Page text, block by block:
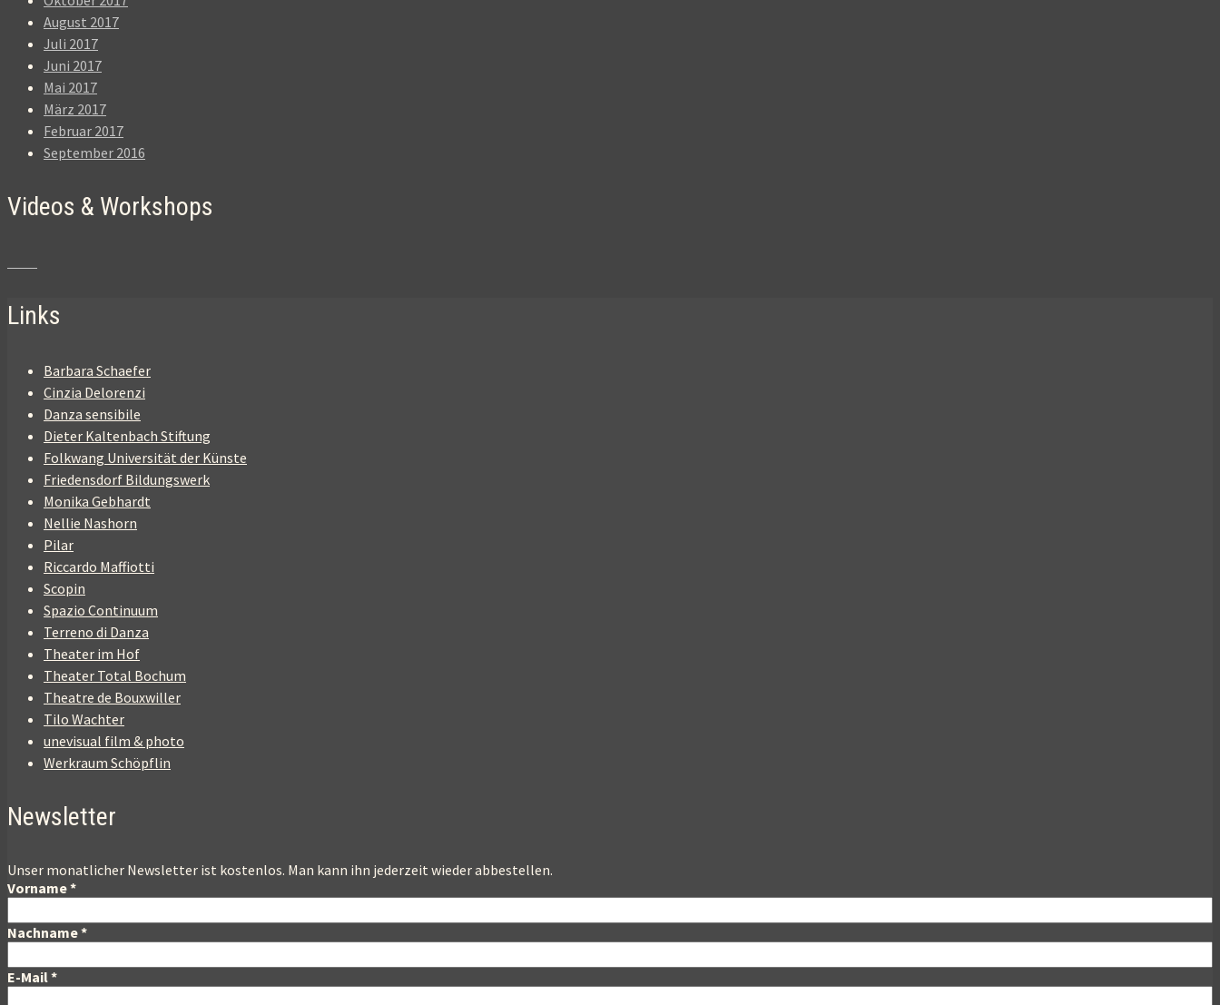
August 2017
Juli 2017
Juni 2017
Mai 2017
März 2017
Februar 2017
September 2016
Videos & Workshops
Links
Barbara Schaefer
Cinzia Delorenzi
Danza sensibile
Dieter Kaltenbach Stiftung
Folkwang Universität der Künste
Friedensdorf Bildungswerk
Monika Gebhardt
Nellie Nashorn
Pilar
Riccardo Maffiotti
Scopin
Spazio Continuum
Terreno di Danza
Theater im Hof
Theater Total Bochum
Theatre de Bouxwiller
Tilo Wachter
unevisual film & photo
Werkraum Schöpflin
Newsletter
Unser monatlicher Newsletter ist kostenlos. Man kann ihn jederzeit wieder abbestellen.
Vorname*
Nachname*
E-Mail*